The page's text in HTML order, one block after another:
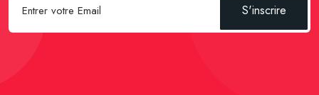
S'inscrire